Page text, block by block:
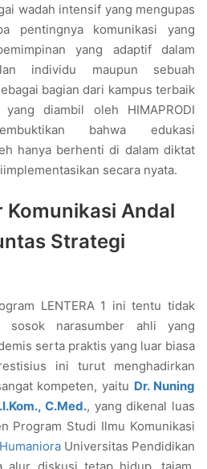
wadah intensif yang mengupas
pentingnya komunikasi yang
yang adaptif dalam
individu maupun sebuah
bagian dari kampus terbaik
diambil oleh HIMAPRODI
bahwa edukasi
hanya berhenti di dalam diktat
secara nyata.
Komunikasi Andal
Strategi
LENTERA 1 ini tentu tidak
sosok narasumber ahli yang
serta praktis yang luar biasa
ini turut menghadirkan
kompeten, yaitu Dr. Nuning
C.Med., yang dikenal luas
Program Studi Ilmu Komunikasi
Universitas Pendidikan
alur diskusi tetap hidup, tajam,